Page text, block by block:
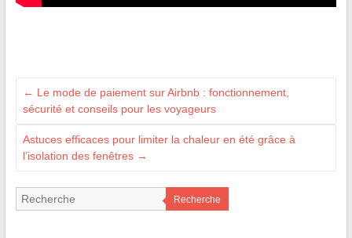
← Le mode de paiement sur Airbnb : fonctionnement,
sécurité et conseils pour les voyageurs
Astuces efficaces pour limiter la chaleur en été grâce à
l’isolation des fenêtres →
Recherche